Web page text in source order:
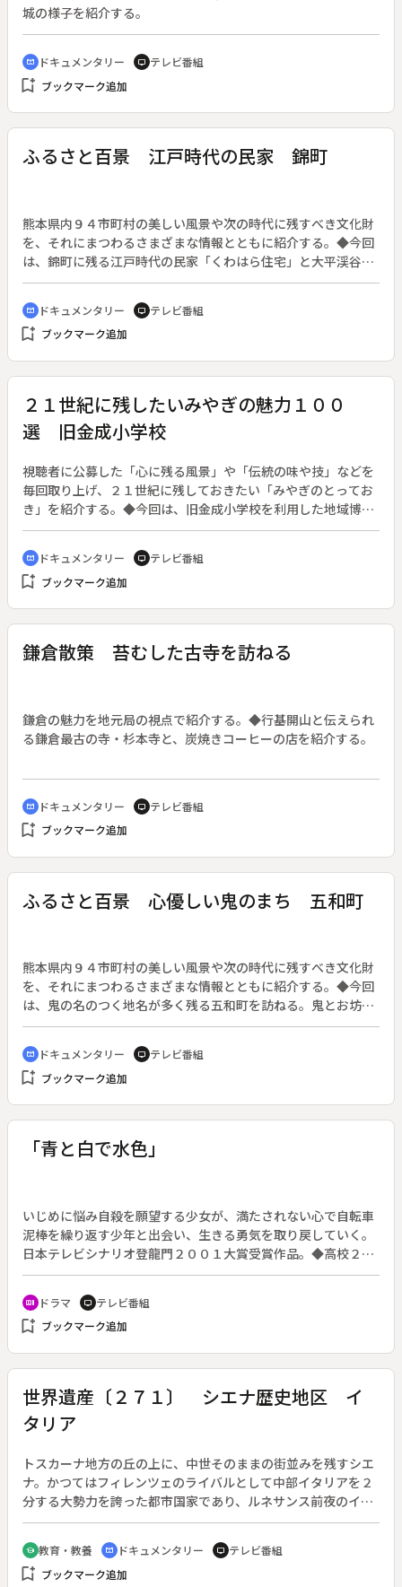
城の様子を紹介する。
cinematic_blur ドキュメンタリー tv テレビ番組
bookmark_add ブックマーク追加
ふるさと百景 江戸時代の民家 錦町
熊本県内９４市町村の美しい風景や次の時代に残すべき文化財
を、それにまつわるさまざまな情報とともに紹介する。◆今回
は、錦町に残る江戸時代の民家「くわはら住宅」と大平渓谷を
訪ねる。
cinematic_blur ドキュメンタリー tv テレビ番組
bookmark_add ブックマーク追加
２１世紀に残したいみやぎの魅力１００
選 旧金成小学校
視聴者に公募した「心に残る風景」や「伝統の味や技」などを
毎回取り上げ、２１世紀に残しておきたい「みやぎのとってお
き」を紹介する。◆今回は、旧金成小学校を利用した地域博物
館を訪ねる。
cinematic_blur ドキュメンタリー tv テレビ番組
bookmark_add ブックマーク追加
鎌倉散策 苔むした古寺を訪ねる
鎌倉の魅力を地元局の視点で紹介する。◆行基開山と伝えられ
る鎌倉最古の寺・杉本寺と、炭焼きコーヒーの店を紹介する。
cinematic_blur ドキュメンタリー tv テレビ番組
bookmark_add ブックマーク追加
ふるさと百景 心優しい鬼のまち 五和町
熊本県内９４市町村の美しい風景や次の時代に残すべき文化財
を、それにまつわるさまざまな情報とともに紹介する。◆今回
は、鬼の名のつく地名が多く残る五和町を訪ねる。鬼とお坊さ
んが力を合わせて蛇を退治した伝説も残るこの町には、鬼のテ
ーマパークも作られている。
cinematic_blur ドキュメンタリー tv テレビ番組
bookmark_add ブックマーク追加
「青と白で水色」
いじめに悩み自殺を願望する少女が、満たされない心で自転車
泥棒を繰り返す少年と出会い、生きる勇気を取り戻していく。
日本テレビシナリオ登龍門２００１大賞受賞作品。◆高校２年
の内山楓（宮崎あおい）はいじめを受けている。中心人物は、
中学時代に親友だったかすみ（蒼井優）だ。施錠された校舎屋
上に出る方法を探していた楓は、学校の自転車置き場でピッキ
ングしている匠（小栗旬）に出会い、鍵を開けて欲しいと頼
かったと嘘をつく。そんな中、卒業生の大内瑞穂（小西真奈
美）が楓のクラスの臨時担任になった。かすみたちは、大内の
不自由な足と屋上の鍵が関係あることを探り出す。
recent_actors ドラマ tv テレビ番組
bookmark_add ブックマーク追加
世界遺産〔２７１〕 シエナ歴史地区 イ
タリア
トスカーナ地方の丘の上に、中世そのままの街並みを残すシエ
ナ。かつてはフィレンツェのライバルとして中部イタリアを２
分する大勢力を誇った都市国家であり、ルネサンス前夜のイタ
リア美術をリードした芸術の都でもあったこの街は、１９９５
年世界遺産に登録された。◆シエナ黄金時代のシンボル・大聖
堂は、イタリアゴシックの最高傑作のひとつとされる。そのフ
ァサードや内部には、中世イタリアに名を馳せた彫刻家・ニコ
school 教育・教養 cinematic_blur ドキュメンタリー tv テレビ番組
bookmark_add ブックマーク追加